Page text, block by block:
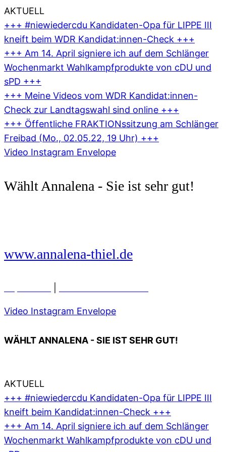
AKTUELL
+++ #niewiedercdu Kandidaten-Opa für LIPPE III
kneift beim WDR Kandidat:innen-Check +++
+++ Am 14. April signiere ich auf dem Schlänger
Wochenmarkt Wahlkampfprodukte von cDU und
sPD +++
+++ Meine Videos vom WDR Kandidat:innen-
Check zur Landtagswahl sind online +++
+++ Öffentliche FRAKTIONssitzung am Schlänger
Freibad (Mo., 02.05.22, 19 Uhr) +++
Video Instagram Envelope
Wählt Annalena - Sie ist sehr gut!
www.annalena-thiel.de
Video Instagram Envelope
WÄHLT ANNALENA - SIE IST SEHR GUT!
AKTUELL
+++ #niewiedercdu Kandidaten-Opa für LIPPE III
kneift beim Kandidat:innen-Check +++
+++ Am 14. April signiere ich auf dem Schlänger
Wochenmarkt Wahlkampfprodukte von cDU und